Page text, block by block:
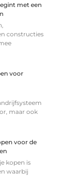
met een
constructies
voor
maar ook
voor de
kopen is
waarbij